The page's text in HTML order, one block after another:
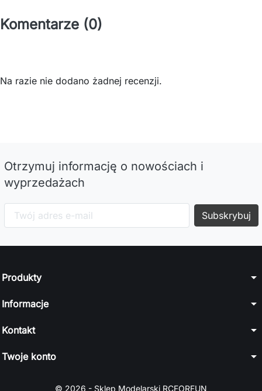
Komentarze (0)
Na razie nie dodano żadnej recenzji.
Otrzymuj informację o nowościach i
wyprzedażach
Produkty arrow_drop_down
Informacje arrow_drop_down
Kontakt arrow_drop_down
Twoje konto arrow_drop_down
© 2026 - Sklep Modelarski RCFORFUN